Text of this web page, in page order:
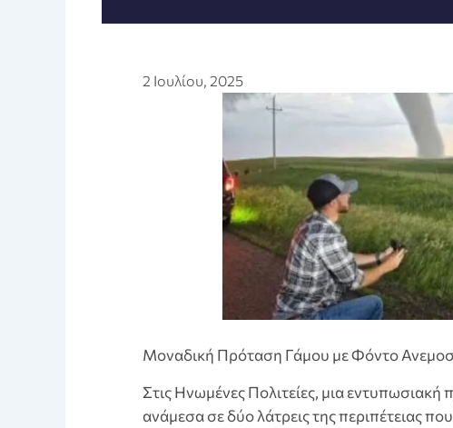
2 Ιουλίου, 2025
Μοναδική Πρόταση Γάμου με Φόντο
Στις Ηνωμένες Πολιτείες, μια
ανάμεσα σε δύο λάτρεις της περιπέτειας